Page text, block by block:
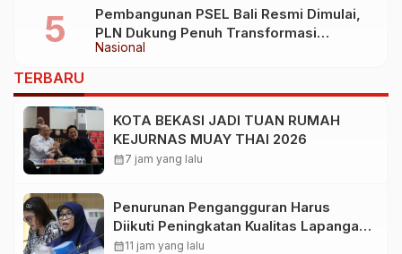
Nasional
Pembangunan PSEL Bali Resmi Dimulai,
PLN Dukung Penuh Transformasi
Nasional Pengelolaan Sampah Jadi
TERBARU
KOTA BEKASI JADI TUAN RUMAH
KEJURNAS MUAY THAI 2026
calendar_month7 jam yang lalu
Penurunan Pengangguran Harus
Diikuti Peningkatan Kualitas Lapangan
Kerja
calendar_month11 jam yang lalu